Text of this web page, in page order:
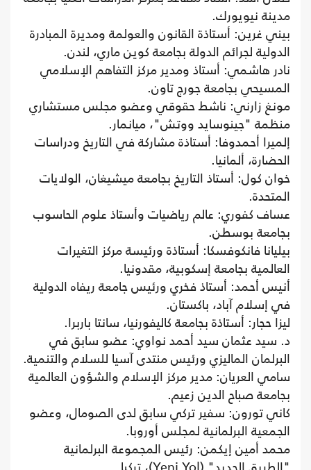
مدينة نيويورك.
بيني غرين: أستاذة القانون والعولمة ومديرة المبادرة
الدولية لجرائم الدولة بجامعة كوين ماري، لندن.
نادر هاشمي: أستاذ ومدير مركز التفاهم الإسلامي
المسيحي بجامعة جورج تاون.
مونغ زارني: ناشط حقوقي وعضو مجلس مستشاري
منظمة "جينوسايد ووتش"، ميانمار.
إلميرا أحمدوفا: أستاذة مشاركة في التاريخ ودراسات
الحضارة، ألمانيا.
خوان كول: أستاذ التاريخ بجامعة ميشيغان، الولايات
المتحدة.
عساف كفوري: عالم رياضيات وأستاذ علوم الحاسوب
بجامعة بوسطن.
بيليانا فانكوفسكا: أستاذة ورئيسة مركز التغيرات
العالمية بجامعة إسكوبية، مقدونيا.
أنيس أحمد: أستاذ فخري ورئيس جامعة ريفاه الدولية
في إسلام آباد، باكستان.
ليزا حجار: أستاذة بجامعة كاليفورنيا، سانتا باربرا.
د. سيد عثمان سيد أحمد نواوي: عضو سابق في
البرلمان الماليزي ورئيس منتدى آسيا للسلام والتنمية.
سامي العريان: مدير مركز الإسلام والشؤون العالمية
بجامعة صباح الدين زعيم.
كاني تورون: سفير تركي سابق لدى الصومال، وعضو
الجمعية البرلمانية لمجلس أوروبا.
محمد أمين إيكمن: رئيس المجموعة البرلمانية